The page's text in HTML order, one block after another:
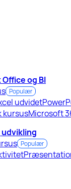
og BI
Populær
udvidet
kursusMicrosoft
Populær